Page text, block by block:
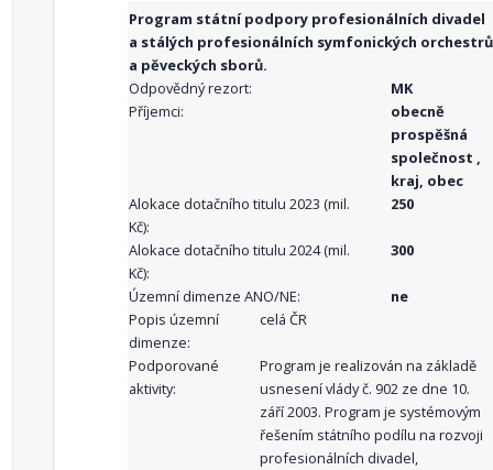
Program státní podpory profesionálních divadel
a stálých profesionálních symfonických orchestrů
a pěveckých sborů.
Odpovědný rezort:
MK
Příjemci:
obecně
prospěšná
společnost ,
kraj, obec
Alokace dotačního titulu 2023 (mil.
Kč):
250
Alokace dotačního titulu 2024 (mil.
Kč):
300
Územní dimenze ANO/NE:
ne
Popis územní
dimenze:
celá ČR
Podporované
aktivity:
Program je realizován na základě
usnesení vlády č. 902 ze dne 10.
září 2003. Program je systémovým
řešením státního podílu na rozvoji
profesionálních divadel,